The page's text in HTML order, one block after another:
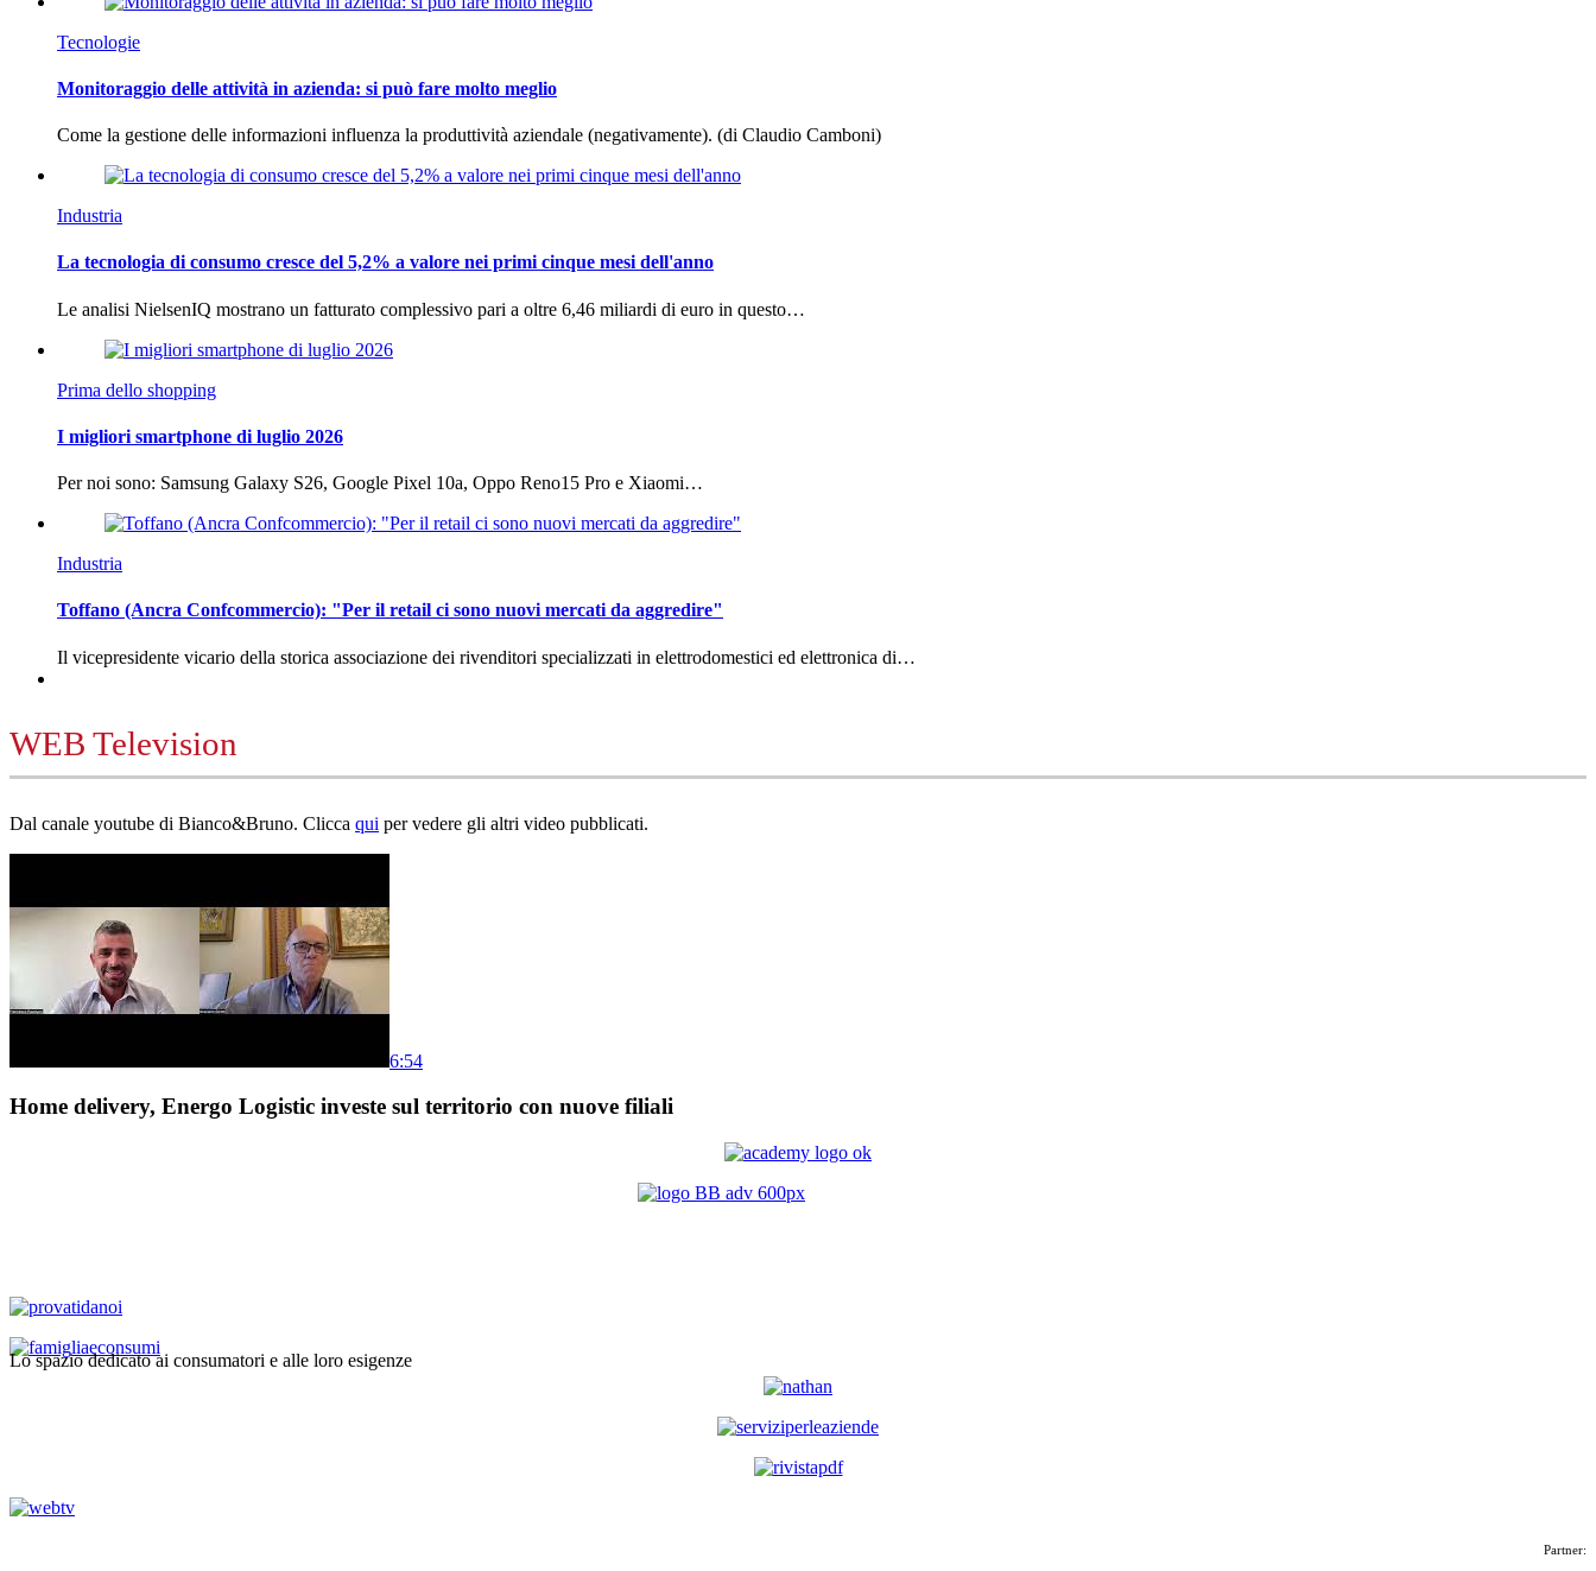
Tecnologie
Monitoraggio delle attività in azienda: si può fare molto meglio
Come la gestione delle informazioni influenza la produttività aziendale (negativamente). (di Claudio Camboni)
Industria
La tecnologia di consumo cresce del 5,2% a valore nei primi cinque mesi dell'anno
Le analisi NielsenIQ mostrano un fatturato complessivo pari a oltre 6,46 miliardi di euro in questo…
Prima dello shopping
I migliori smartphone di luglio 2026
Per noi sono: Samsung Galaxy S26, Google Pixel 10a, Oppo Reno15 Pro e Xiaomi…
Industria
Toffano (Ancra Confcommercio): "Per il retail ci sono nuovi mercati da aggredire"
Il vicepresidente vicario della storica associazione dei rivenditori specializzati in elettrodomestici ed elettronica di…
WEB Television
Dal canale youtube di Bianco&Bruno. Clicca qui per vedere gli altri video pubblicati.
6:54
Home delivery, Energo Logistic investe sul territorio con nuove filiali
Lo spazio dedicato ai consumatori e alle loro esigenze
Partner: